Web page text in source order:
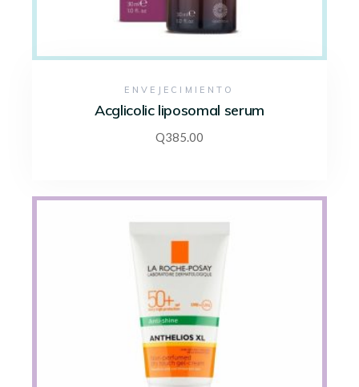
ENVEJECIMIENTO
Acglicolic liposomal serum
Q385.00